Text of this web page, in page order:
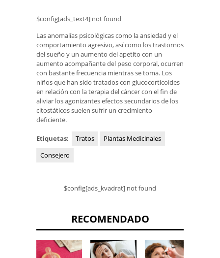
$config[ads_text4] not found
Las anomalías psicológicas como la ansiedad y el
comportamiento agresivo, así como los trastornos
del sueño y un aumento del apetito con un
aumento acompañante del peso corporal, ocurren
con bastante frecuencia mientras se toma. Los
niños que han sido tratados con glucocorticoides
en relación con la terapia del cáncer con el fin de
aliviar los agonizantes efectos secundarios de los
citostáticos suelen sufrir un crecimiento
deficiente.
Etiquetas: Tratos
Plantas Medicinales
Consejero
$config[ads_kvadrat] not found
RECOMENDADO